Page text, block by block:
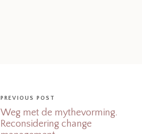
PREVIOUS POST
Weg met de mythevorming.
Reconsidering change